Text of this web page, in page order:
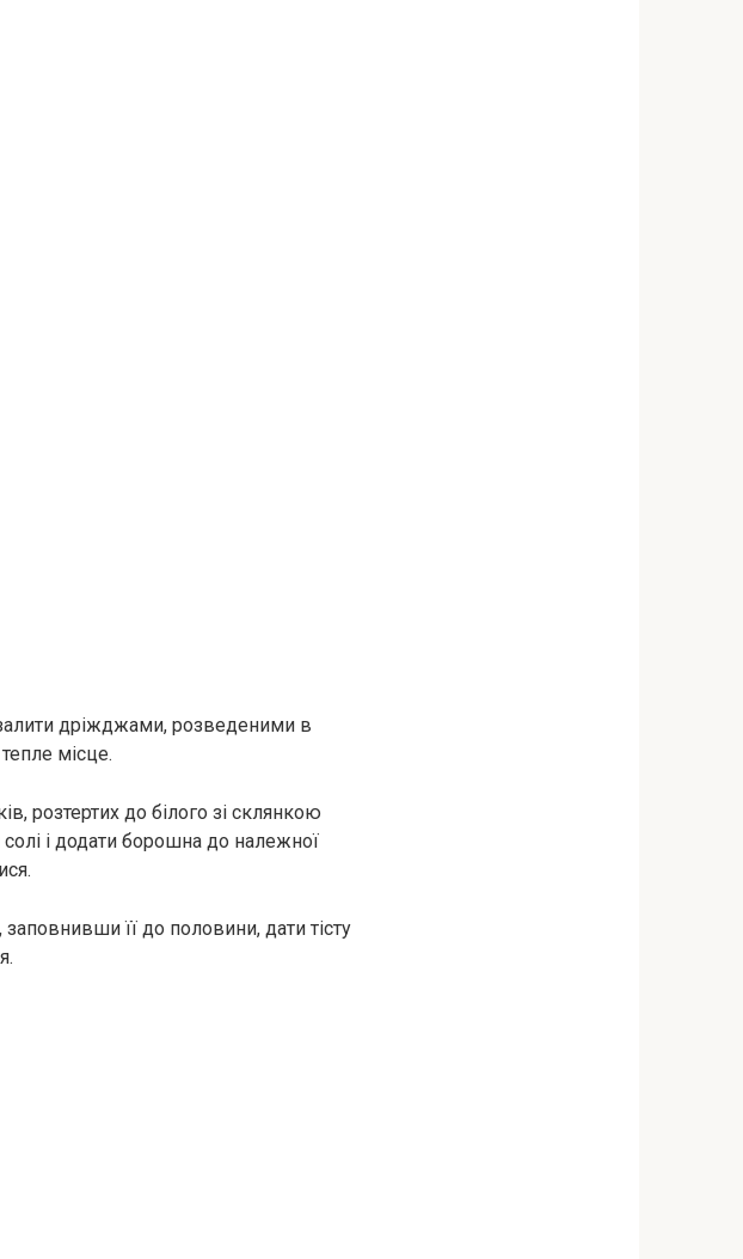
дріжджами, розведеними в
місце.
розтертих до білого зі склянкою
і додати борошна до належної
її до половини, дати тісту